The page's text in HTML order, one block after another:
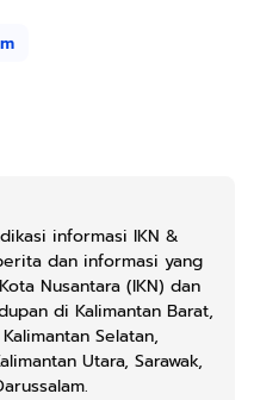
informasi IKN &
dan informasi yang
Nusantara (IKN) dan
di Kalimantan Barat,
Selatan,
Utara, Sarawak,